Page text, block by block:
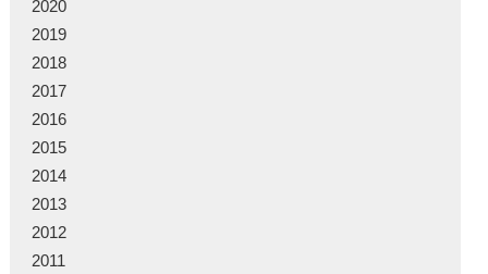
2020
2019
2018
2017
2016
2015
2014
2013
2012
2011